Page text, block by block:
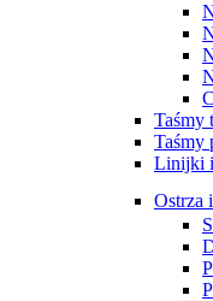
Taśmy
Taśmy
Linijki i
Ostrza